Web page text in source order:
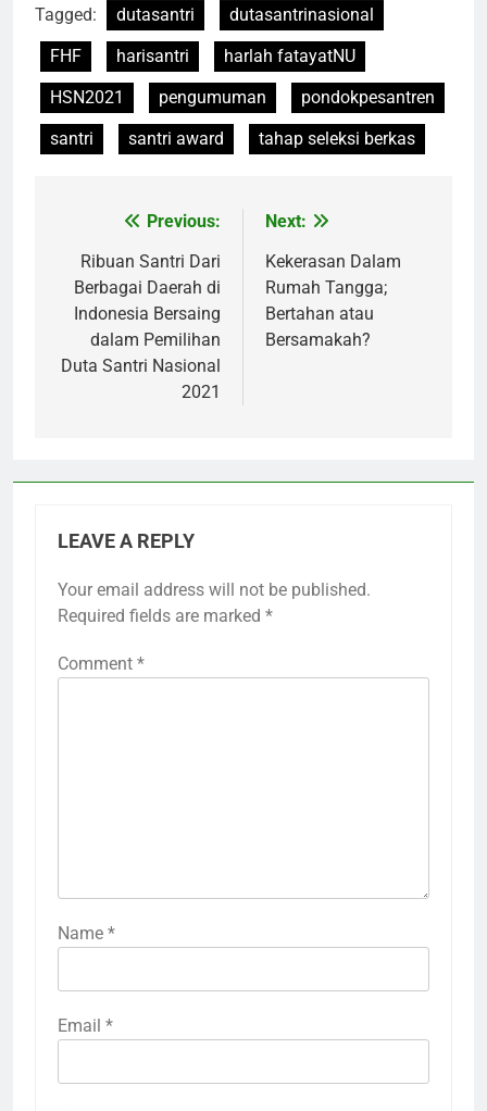
Tagged: dutasantri
dutasantrinasional
FHF
harisantri
harlah fatayatNU
HSN2021
pengumuman
pondokpesantren
santri
santri award tahap seleksi berkas
navigation
Previous:
Ribuan Santri Dari
Berbagai Daerah di
Indonesia Bersaing
dalam Pemilihan
Duta Santri Nasional
2021
Next:
Kekerasan Dalam
Rumah Tangga;
Bertahan atau
Bersamakah?
LEAVE A REPLY
Your email address will not be published.
Required fields are marked *
Comment *
Name *
Email *